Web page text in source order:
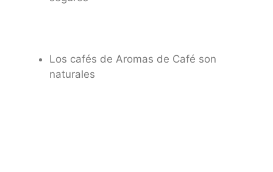
Los cafés de Aromas de Café son
naturales